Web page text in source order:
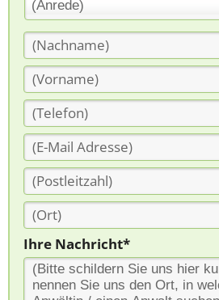
(Anrede)
Ihre Nachricht*